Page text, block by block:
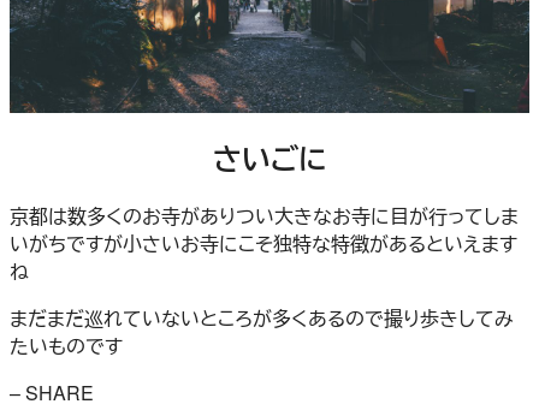
さいごに
京都は数多くのお寺がありつい大きなお寺に目が行ってしま
いがちですが小さいお寺にこそ独特な特徴があるといえます
ね
まだまだ巡れていないところが多くあるので撮り歩きしてみ
たいものです
– SHARE